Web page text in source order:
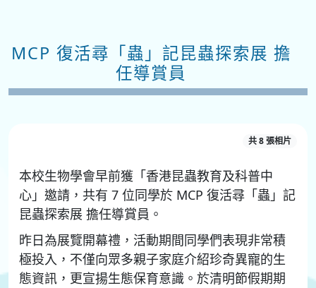
MCP 復活尋「蟲」記昆蟲探索展 擔
任導賞員
共 8 張相片
本校生物學會早前獲「香港昆蟲教育及科普中
心」邀請，共有 7 位同學於 MCP 復活尋「蟲」記
昆蟲探索展 擔任導賞員。
昨日為展覽開幕禮，活動期間同學們表現非常積
極投入，不僅向眾多親子家庭介紹珍奇異寵的生
態資訊，更宣揚生態保育意識。於清明節假期期